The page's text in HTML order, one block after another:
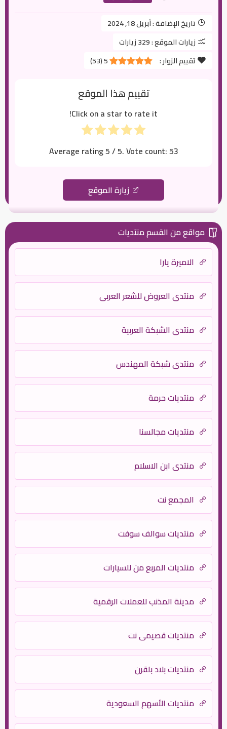
تاريخ الإضافة :أبريل 18, 2024
زيارات الموقع :329 زيارات
تقييم الزوار :
5
(
53
)
تقييم هذا الموقع
Click on a star to rate it!
Average rating5/ 5. Vote count:53
زيارة الموقع
مواقع من القسم منتديات
الاميرة يارا
منتدي العروض للشعر العربي
منتدى الشبكة العربية
منتدى شبكة المهندس
منتديات حرمة
منتديات مجالسنا
منتدي ابن الاسلام
المجمع نت
منتديات سوالف سوفت
منتديات المربع من للسيارات
مدينة المذنب للعملات الرقمية
منتديات قصيمي نت
منتديات بلاد بلقرن
منتديات الأسهم السعودية